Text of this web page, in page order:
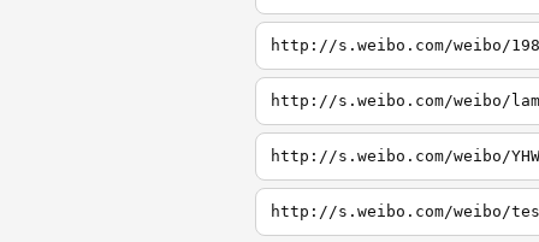
http://s.weibo.com/weibo/
http://s.weibo.com/weibo/
http://s.weibo.com/weibo/
http://s.weibo.com/weibo/